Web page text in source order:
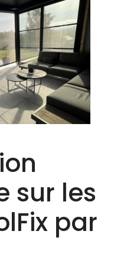
sur les
par